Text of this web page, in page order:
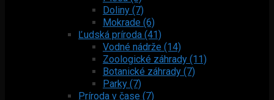
Doliny (7)
Mokrade (6)
Ľudská príroda (41)
Vodné nádrže (14)
Zoologické záhrady (11)
Botanické záhrady (7)
Parky (7)
Príroda v čase (7)